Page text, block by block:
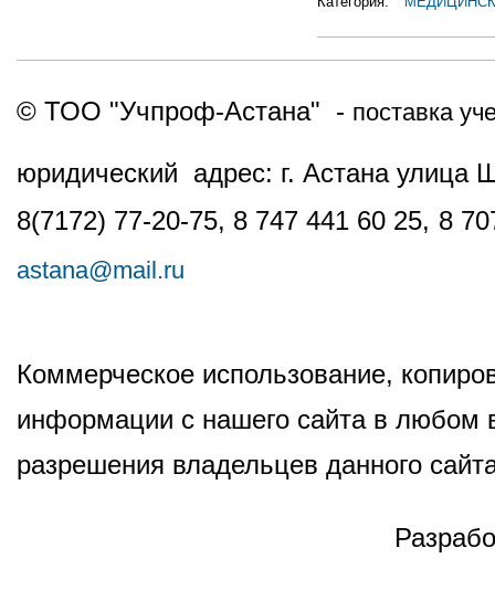
© ТОО "Учпроф-Астана" - поставка
юридический адрес: г. Астана
8(7172) 77-20-75, 8 747 441 60 25, 8
astana@mail.ru
Коммерческое использование,
информации с нашего сайта в любом
разрешения владельцев данного